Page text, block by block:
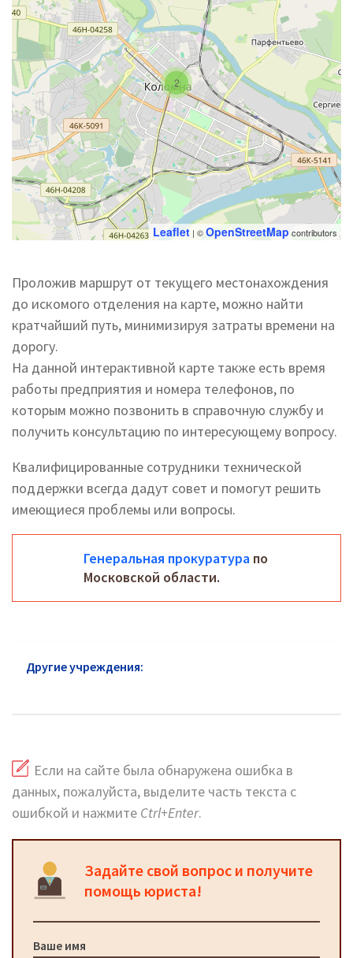
2
Leaflet | ©OpenStreetMap contributors
Проложив маршрут от текущего местонахождения
до искомого отделения на карте, можно найти
кратчайший путь, минимизируя затраты времени на
дорогу.
На данной интерактивной карте также есть время
работы предприятия и номера телефонов, по
которым можно позвонить в справочную службу и
получить консультацию по интересующему вопросу.
Квалифицированные сотрудники технической
поддержки всегда дадут совет и помогут решить
имеющиеся проблемы или вопросы.
Генеральная прокуратура по
Московской области.
Другие учреждения:
Если на сайте была обнаружена ошибка в
данных, пожалуйста, выделите часть текста с
ошибкой и нажмите Ctrl+Enter.
Задайте свой вопрос и получите
помощь юриста!
Ваше имя